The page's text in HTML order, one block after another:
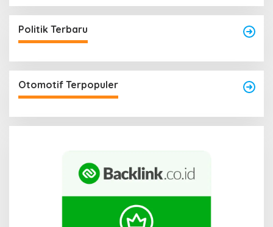
Politik Terbaru
Otomotif Terpopuler